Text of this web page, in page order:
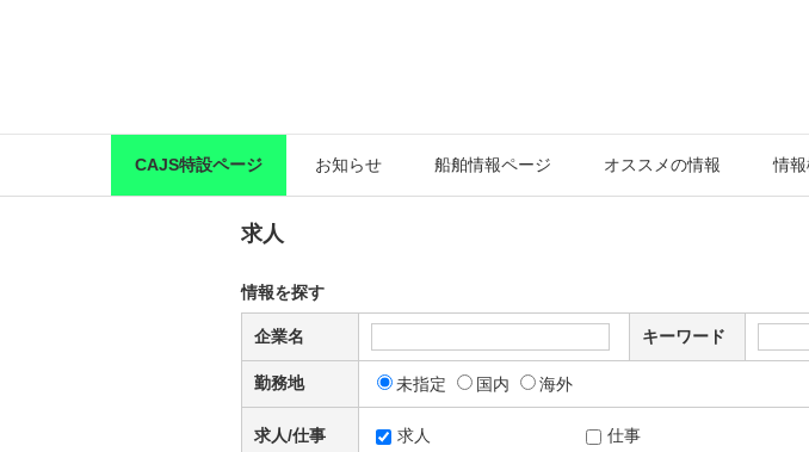
CAJS特設ページ お知らせ 船舶情報ページ オススメの情報 情
求人
情報を探す
企業名 キーワード
勤務地 未指定 国内 海外
求人/仕事 求人 仕事